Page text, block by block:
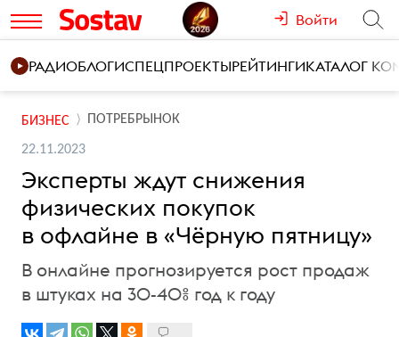
Войти
РАДИОБЛОГИСПЕЦПРОЕКТЫРЕЙТИНГИКАТАЛОГ
БИЗНЕС ПОТРЕБРЫНОК
22.11.2023
Эксперты ждут снижения
физических покупок
в офлайне в «Чёрную пятницу»
В онлайне прогнозируется рост продаж
в штуках на 30-40% год к году